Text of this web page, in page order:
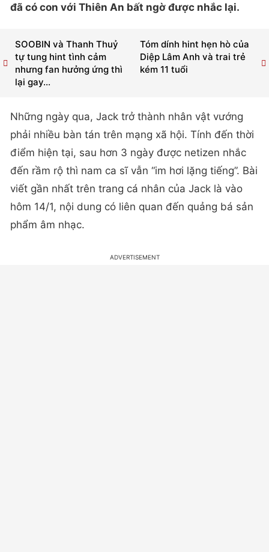
đã có con với Thiên An bất ngờ được nhắc lại.
Tóm dính hint hẹn hò của
Diệp Lâm Anh và trai trẻ
kém 11 tuổi
SOOBIN và Thanh Thuỷ
tự tung hint tình cảm
nhưng fan hưởng ứng thì
lại gay...
Những ngày qua, Jack trở thành nhân vật vướng
phải nhiều bàn tán trên mạng xã hội. Tính đến thời
điểm hiện tại, sau hơn 3 ngày được netizen nhắc
đến rầm rộ thì nam ca sĩ vẫn “im hơi lặng tiếng”. Bài
viết gần nhất trên trang cá nhân của Jack là vào
hôm 14/1, nội dung có liên quan đến quảng bá sản
phẩm âm nhạc.